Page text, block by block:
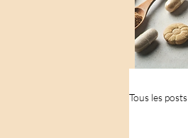
Tous les posts